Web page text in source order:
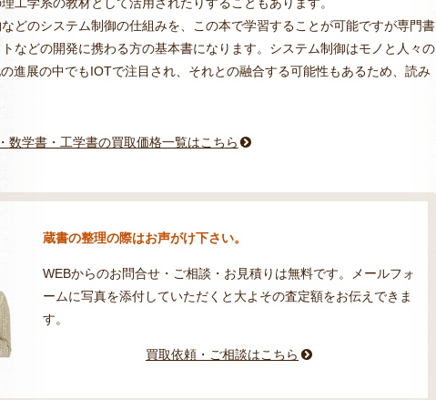
工学系の教材として活用されたりすることもあります。
どのシステム制御の仕組みを、この本で学習することが可能ですが専門書
などの開発に携わる方の基本書になります。システム制御はモノと人々の
進展の中でもIOTで注目され、それとの融合する可能性もあるため、読み
数学書・工学書の買取価格一覧はこちら
蔵書の整理の際はお声がけ下さい。
WEBからのお問合せ・ご相談・お見積りは無料です。メールフォ
ームに写真を添付していただくと大よその査定額をお伝えできま
す。
買取依頼・ご相談はこちら